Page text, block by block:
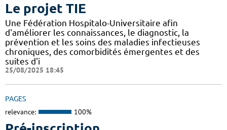
Le projet TIE
Une Fédération Hospitalo-Universitaire afin
d'améliorer les connaissances, le diagnostic, la
prévention et les soins des maladies infectieuses
chroniques, des comorbidités émergentes et des
suites d'i
25/08/2025 18:45
PAGES
relevance: 100%